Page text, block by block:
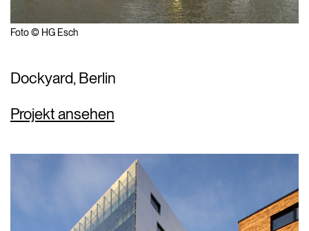
Foto © HG Esch
Dockyard, Berlin
Projekt ansehen